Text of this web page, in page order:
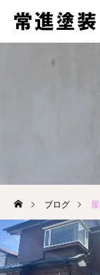
ブログ
３つの強み
会社案内